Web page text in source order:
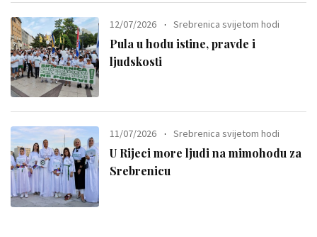
12/07/2026 Srebrenica svijetom hodi
Pula u hodu istine, pravde i
ljudskosti
11/07/2026 Srebrenica svijetom hodi
U Rijeci more ljudi na mimohodu za
Srebrenicu